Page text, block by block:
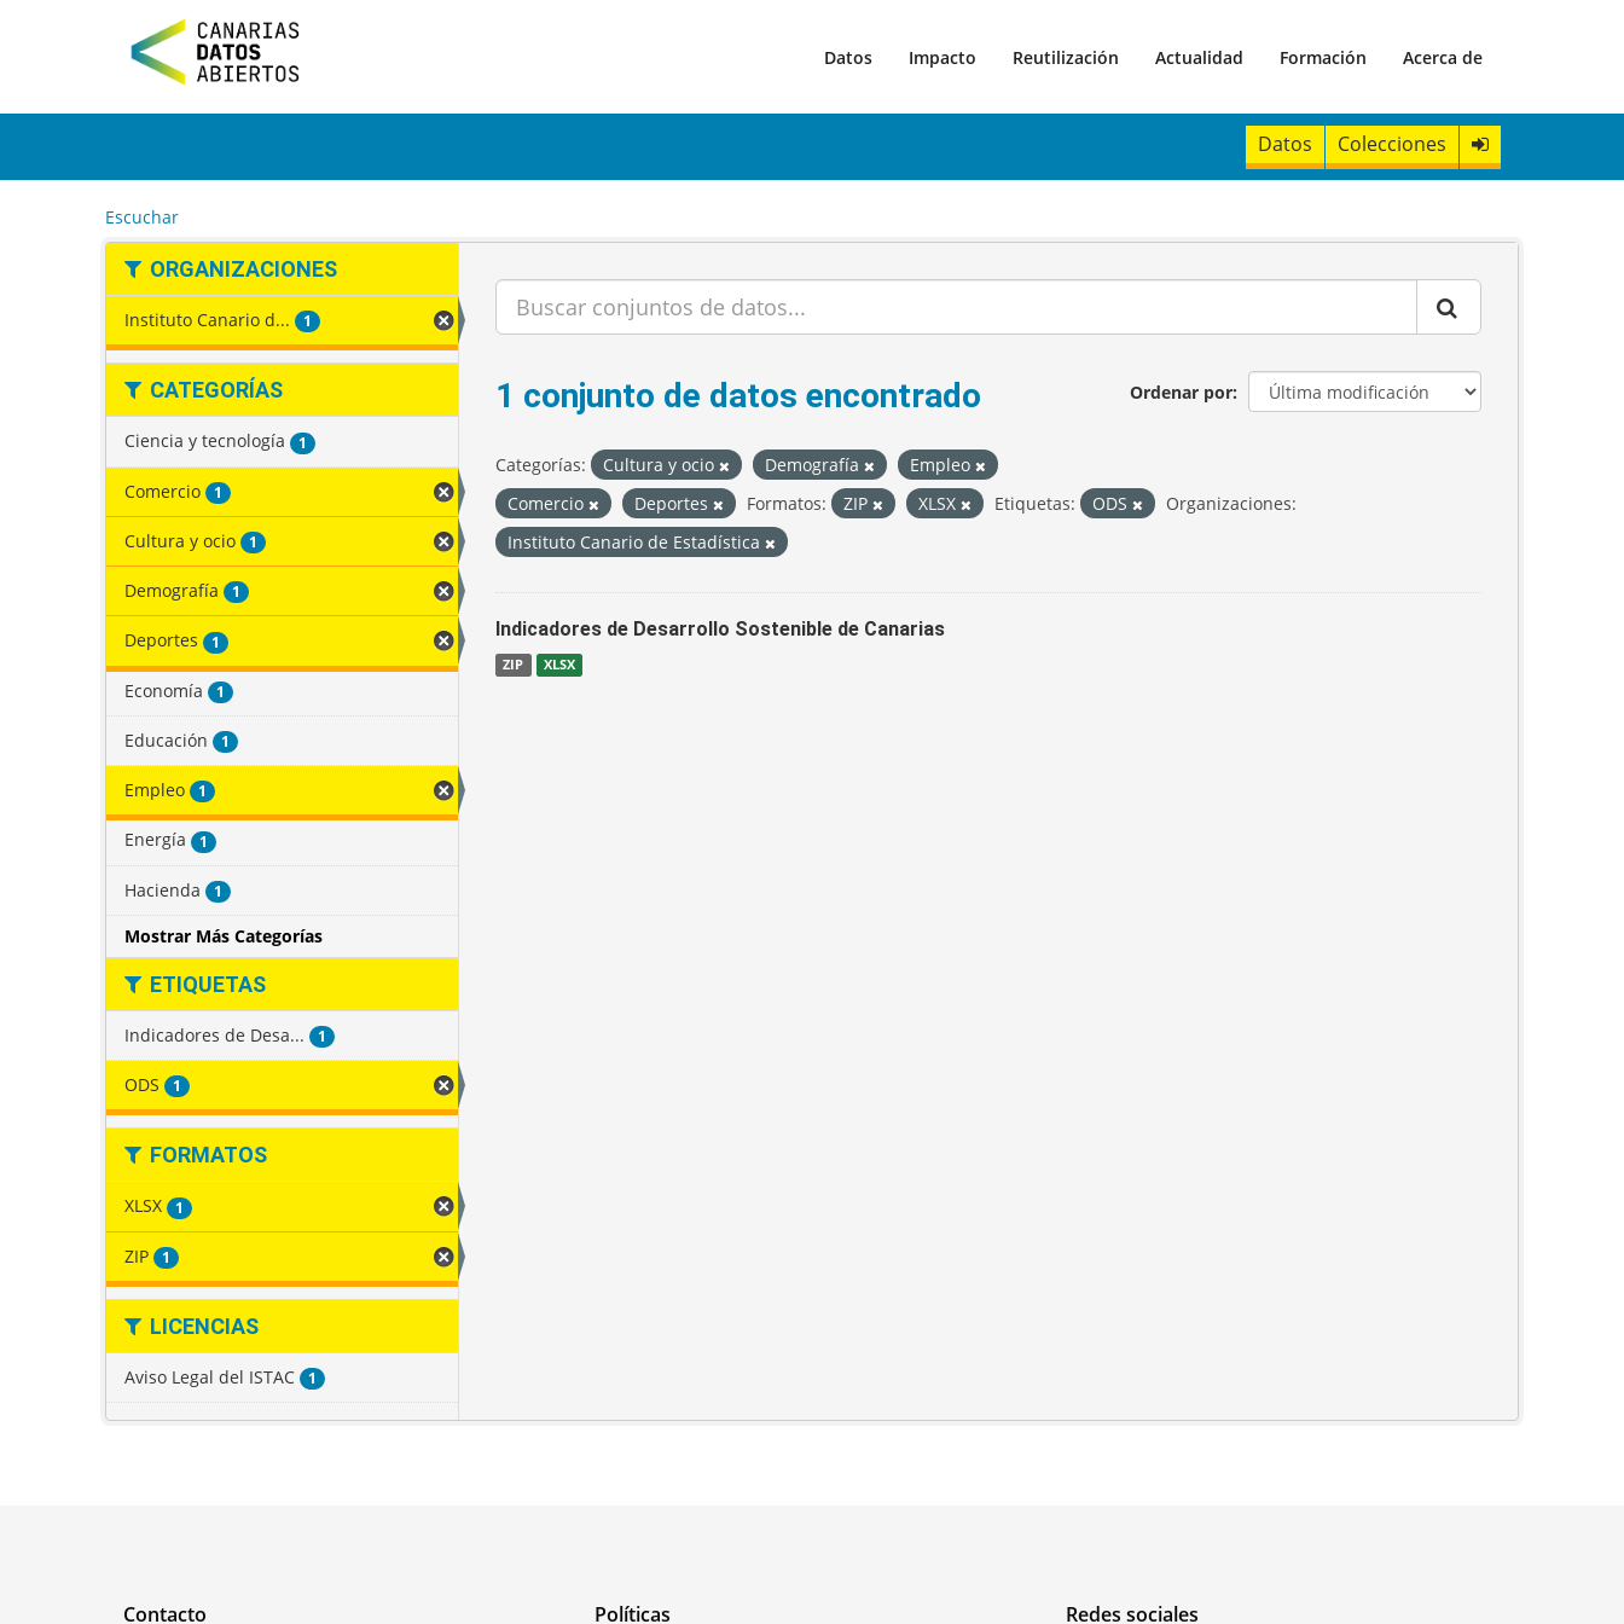
t
Datos Impacto Reutilización Actualidad Formación Acerca de
Datos Colecciones
Escuchar
ORGANIZACIONES
Instituto Canario d... 1
CATEGORÍAS
Ciencia y tecnología 1
Comercio 1
Cultura y ocio 1
Demografía 1
Deportes 1
Economía 1
Educación 1
Empleo 1
Energía 1
Hacienda 1
Mostrar Más Categorías
ETIQUETAS
Indicadores de Desa... 1
ODS 1
FORMATOS
XLSX 1
ZIP 1
LICENCIAS
Aviso Legal del ISTAC 1
Ordenar por
1 conjunto de datos encontrado
Categorías: Cultura y ocio Demografía
Empleo
Comercio
Deportes Formatos: ZIP XLSX Etiquetas: ODS
Organizaciones:
Instituto Canario de Estadística
Indicadores de Desarrollo Sostenible de Canarias
ZIP XLSX
Contacto Políticas Redes sociales